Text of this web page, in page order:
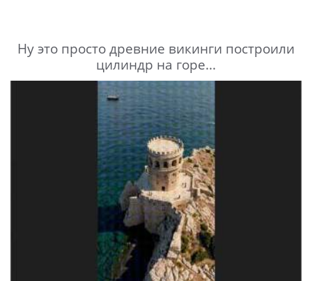
Ну это просто древние викинги построили
цилиндр на горе...